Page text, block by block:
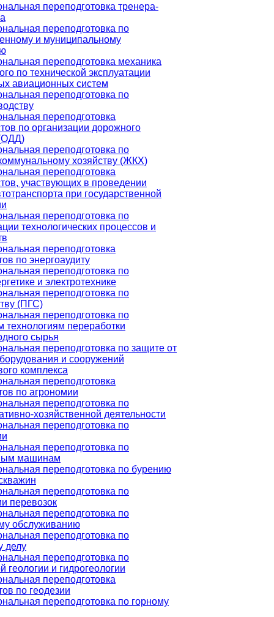
переподготовка тренера-
переподготовка по
и муниципальному
переподготовка механика
по технической эксплуатации
авиационных систем
переподготовка по
переподготовка
по организации дорожного
переподготовка по
хозяйству (ЖКХ)
переподготовка
участвующих в проведении
при государственной
переподготовка по
технологических процессов и
переподготовка
по энергоаудиту
переподготовка по
и электротехнике
переподготовка по
(ПГС)
переподготовка по
технологиям переработки
сырья
переподготовка по защите от
и сооружений
комплекса
переподготовка
по агрономии
переподготовка по
хозяйственной деятельности
переподготовка по
переподготовка по
машинам
переподготовка по бурению
переподготовка по
перевозок
переподготовка по
обслуживанию
переподготовка по
делу
переподготовка по
геологии и гидрогеологии
переподготовка
по геодезии
переподготовка по горному